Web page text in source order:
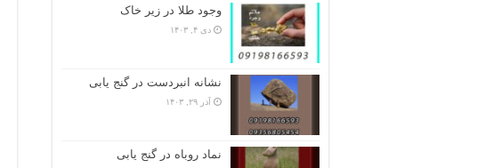
وجود طلا در زیر خاک
دی ۴, ۱۴۰۳
نشانه انبردست در گنج یابی
آذر ۲۹, ۱۴۰۳
نماد روباه در گنج یابی